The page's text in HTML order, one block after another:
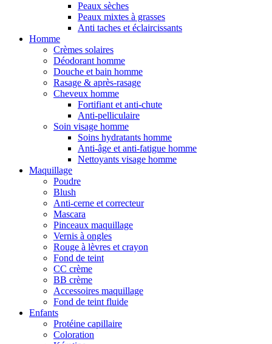
Peaux sèches
Peaux mixtes à grasses
Anti taches et éclaircissants
Homme
Crèmes solaires
Déodorant homme
Douche et bain homme
Rasage & après-rasage
Cheveux homme
Fortifiant et anti-chute
Anti-pelliculaire
Soin visage homme
Soins hydratants homme
Anti-âge et anti-fatigue homme
Nettoyants visage homme
Maquillage
Poudre
Blush
Anti-cerne et correcteur
Mascara
Pinceaux maquillage
Vernis à ongles
Rouge à lèvres et crayon
Fond de teint
CC crème
BB crème
Accessoires maquillage
Fond de teint fluide
Enfants
Protéine capillaire
Coloration